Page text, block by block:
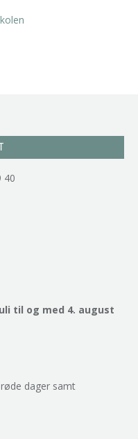
40
til og med 4. august
dager samt